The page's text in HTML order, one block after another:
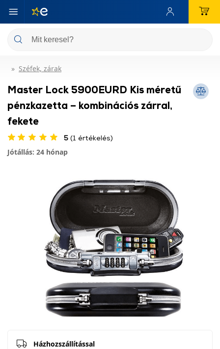
Széfek, zárak
Master Lock 5900EURD Kis méretű
pénzkazetta – kombinációs zárral,
fekete
5 (1 értékelés)
Jótállás: 24 hónap
Házhozszállítással